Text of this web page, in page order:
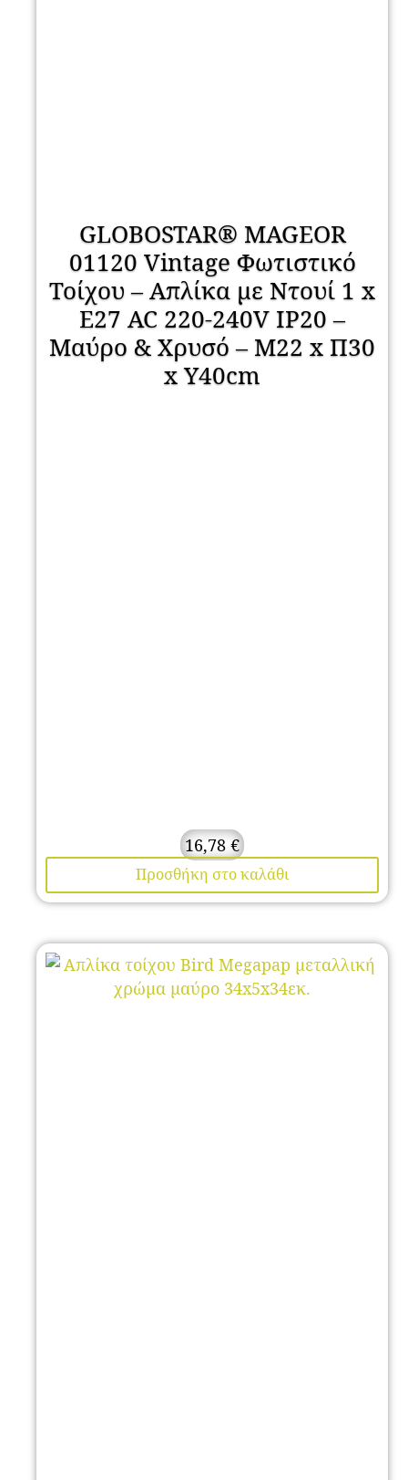
GLOBOSTAR® MAGEOR
01120 Vintage Φωτιστικό
Τοίχου – Απλίκα με Ντουί 1 x
E27 AC 220-240V IP20 –
Μαύρο & Χρυσό – Μ22 x Π30
x Υ40cm
16,78 €
Προσθήκη στο καλάθι